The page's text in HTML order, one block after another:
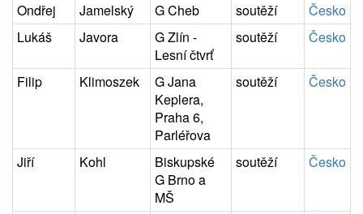
Ondřej Jamelský G Cheb soutěží
Česko
Lukáš
Javora
G Zlín -
Lesní čtvrť
soutěží Česko
Filip Klimoszek
G Jana
Keplera,
Praha 6,
Parléřova
soutěží Česko
Jiří Kohl
Biskupské
G Brno a
MŠ
soutěží Česko